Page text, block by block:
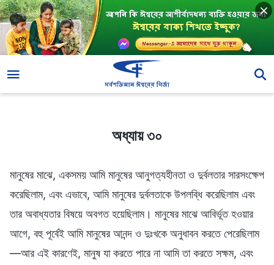
অধ্যায় ৩০
মানুষের মাঝে, একসময় আমি মানুষের আনুগত্যহীনতা ও দুর্বলতার সারসংক্ষেপ
করেছিলাম, এবং এভাবে, আমি মানুষের দুর্বলতাকে উপলব্ধি করেছিলাম এবং
তার অবাধ্যতার বিষয়ে অবগত হয়েছিলাম। মানুষের মাঝে আবির্ভূত হওয়ার
আগে, বহু পূর্বেই আমি মানুষের আনন্দ ও দুঃখকে অনুধাবন করতে পেরেছিলাম
—আর এই কারণেই, মানুষ যা করতে পারে না আমি তা করতে সক্ষম, এবং